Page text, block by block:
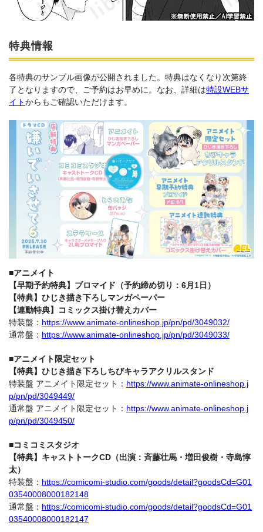
特典情報
各特典のサンプル画像が公開されました。特典はなくなり次第終
了となりますので、ご予約はお早めに。なお、詳細は特設WEBサ
イトからもご確認いただけます。
■アニメイト
【早期予約特典】ブロマイド（予約締め切り：6月1日）
【特典】ひじき描き下ろしマンガペーパー
【連動特典】コミックス掛け替えカバー
特装盤： https://www.animate-onlineshop.jp/pn/pd/3049032/
通常盤： https://www.animate-onlineshop.jp/pn/pd/3049033/
■アニメイト限定セット
【特典】ひじき描き下ろしちびキャラアクリルスタンド
特装盤 アニメイト限定セット： https://www.animate-onlineshop.j
p/pn/pd/3049449/
通常盤 アニメイト限定セット： https://www.animate-onlineshop.j
p/pn/pd/3049450/
■コミコミスタジオ
【特典】キャストトークCD（出演：斉藤壮馬・増田俊樹・寺島惇
太）
特装盤： https://comicomi-studio.com/goods/detail?goodsCd=G01
03540008000182148
通常盤： https://comicomi-studio.com/goods/detail?goodsCd=G01
03540008000182147